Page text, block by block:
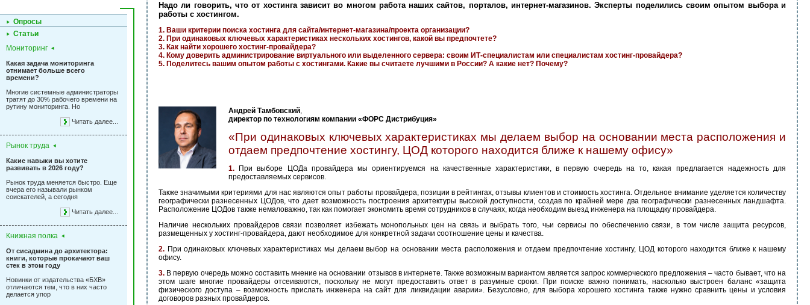
Опросы
Статьи
Мониторинг
Какая задача мониторинга
отнимает больше всего
времени?
Многие системные администраторы
тратят до 30% рабочего времени на
рутину мониторинга. Но
Читать далее...
Рынок труда
Какие навыки вы хотите
развивать в 2026 году?
Рынок труда меняется быстро. Еще
вчера его называли рынком
соискателей, а сегодня
Читать далее...
Книжная полка
От сисадмина до архитектора:
книги, которые прокачают ваш
стек в этом году
Новинки от издательства «БХВ»
отличаются тем, что в них часто
делается упор
Надо ли говорить, что от хостинга зависит во многом работа наших сайтов, порталов, интернет-магазинов. Эксперты поделились своим опытом выбора и
работы с хостингом.
1. Ваши критерии поиска хостинга для сайта/интернет-магазина/проекта организации?
2. При одинаковых ключевых характеристиках нескольких хостингов, какой вы предпочтете?
3. Как найти хорошего хостинг-провайдера?
4. Кому доверить администрирование виртуального или выделенного сервера: своим ИТ-специалистам или специалистам хостинг-провайдера?
5. Поделитесь вашим опытом работы с хостингами. Какие вы считаете лучшими в России? А какие нет? Почему?
Андрей Тамбовский,
директор по технологиям компании «ФОРС Дистрибуция»
«При одинаковых ключевых характеристиках мы делаем выбор на основании места расположения и
отдаем предпочтение хостингу, ЦОД которого находится ближе к нашему офису»
1.
При выборе ЦОДа провайдера мы ориентируемся на качественные характеристики, в первую очередь на то, какая предлагается надежность для
предоставляемых сервисов.
Также значимыми критериями для нас являются опыт работы провайдера, позиции в рейтингах, отзывы клиентов и стоимость хостинга. Отдельное внимание уделяется количеству
географически разнесенных ЦОДов, что дает возможность построения архитектуры высокой доступности, создав по крайней мере два географически разнесенных ландшафта.
Расположение ЦОДов также немаловажно, так как помогает экономить время сотрудников в случаях, когда необходим выезд инженера на площадку провайдера.
Наличие нескольких провайдеров связи позволяет избежать монопольных цен на связь и выбрать того, чьи сервисы по обеспечению связи, в том числе защита ресурсов,
размещенных у хостинг-провайдера, дают необходимое для конкретной задачи соотношение цены и качества.
2. При одинаковых ключевых характеристиках мы делаем выбор на основании места расположения и отдаем предпочтение хостингу, ЦОД которого находится ближе к нашему
офису.
3. В первую очередь можно составить мнение на основании отзывов в интернете. Также возможным вариантом является запрос коммерческого предложения – часто бывает, что на
этом шаге многие провайдеры отсеиваются, поскольку не могут предоставить ответ в разумные сроки. При поиске важно понимать, насколько выстроен баланс «защита
физического доступа – возможность прислать инженера на сайт для ликвидации аварии». Безусловно, для выбора хорошего хостинга также нужно сравнить цены и условия
договоров разных провайдеров.